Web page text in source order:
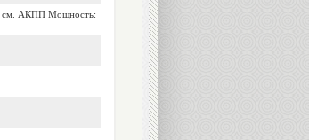
см. АКПП Мощность: